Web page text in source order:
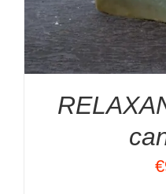
€